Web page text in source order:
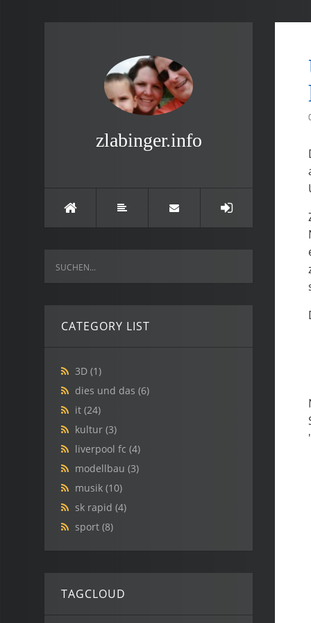
zlabinger.info
CATEGORY LIST
3D (1)
dies und das (6)
it (24)
kultur (3)
liverpool fc (4)
modellbau (3)
musik (10)
sk rapid (4)
sport (8)
TAGCLOUD